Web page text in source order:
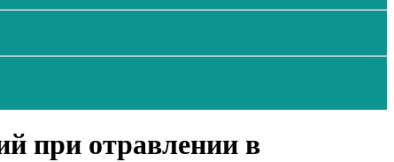
при отравлении в